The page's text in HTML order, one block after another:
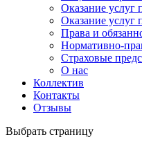
Оказание
Оказание
Права и
Нормативно-
Страховые
О нас
Коллектив
Контакты
Отзывы
Выбрать страницу